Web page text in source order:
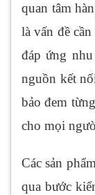
quan tâm
là vấn đề
đáp ứng
nguồn kết
bảo đem
cho mọi
Các sản
qua bước